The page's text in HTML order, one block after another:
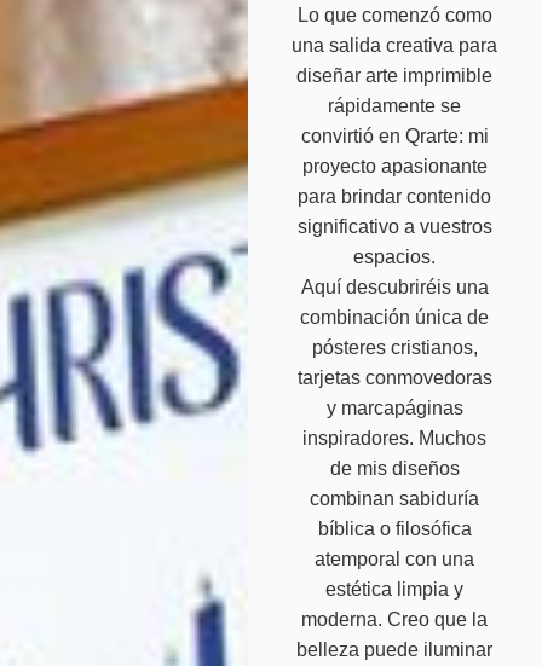
Lo que comenzó como
una salida creativa para
diseñar arte imprimible
rápidamente se
convirtió en Qrarte: mi
proyecto apasionante
para brindar contenido
significativo a vuestros
espacios.
Aquí descubriréis una
combinación única de
pósteres cristianos,
tarjetas conmovedoras
y marcapáginas
inspiradores. Muchos
de mis diseños
combinan sabiduría
bíblica o filosófica
atemporal con una
estética limpia y
moderna. Creo que la
belleza puede iluminar